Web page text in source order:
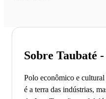
Sobre Taubaté -
Polo econômico e
é a terra das indústrias,